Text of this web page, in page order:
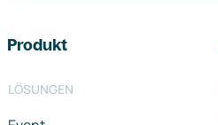
Produkt
LÖSUNGEN